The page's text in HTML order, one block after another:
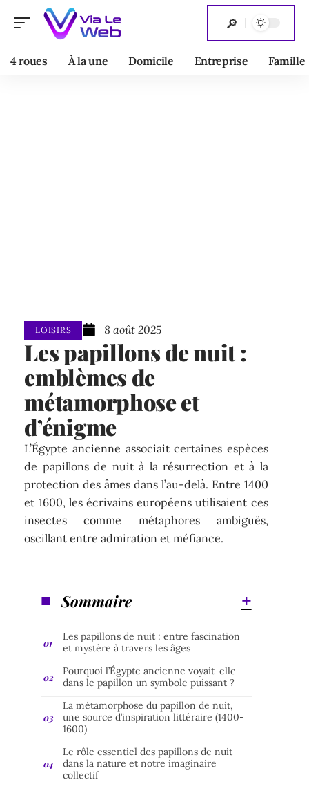
4 roues À la une Domicile Entreprise Famille
LOISIRS 8 août 2025
Les papillons de nuit :
emblèmes de
métamorphose et
d’énigme
L’Égypte ancienne associait certaines espèces
de papillons de nuit à la résurrection et à la
protection des âmes dans l’au-delà. Entre 1400
et 1600, les écrivains européens utilisaient ces
insectes comme métaphores ambiguës,
oscillant entre admiration et méfiance.
Sommaire
Les papillons de nuit : entre fascination
et mystère à travers les âges
Pourquoi l’Égypte ancienne voyait-elle
dans le papillon un symbole puissant ?
La métamorphose du papillon de nuit,
une source d’inspiration littéraire (1400-
1600)
Le rôle essentiel des papillons de nuit
dans la nature et notre imaginaire
collectif